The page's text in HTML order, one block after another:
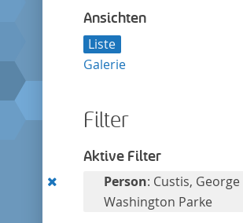
Ansichten
Liste
Galerie
Filter
Aktive Filter
Person: Custis, George
Washington Parke